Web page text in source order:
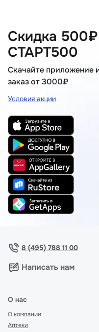
Скидка
СТАРТ500
Скачайте приложение
заказ от 3000₽
Условия акции
8 (495) 788 11 00
Написать нам
О нас
О компании
Аптеки